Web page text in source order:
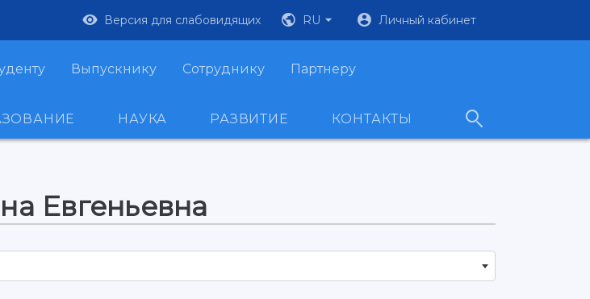
Версия для слабовидящих RU Личный кабинет
Выпускнику Сотруднику Партнеру
НАУКА РАЗВИТИЕ КОНТАКТЫ
Евгеньевна